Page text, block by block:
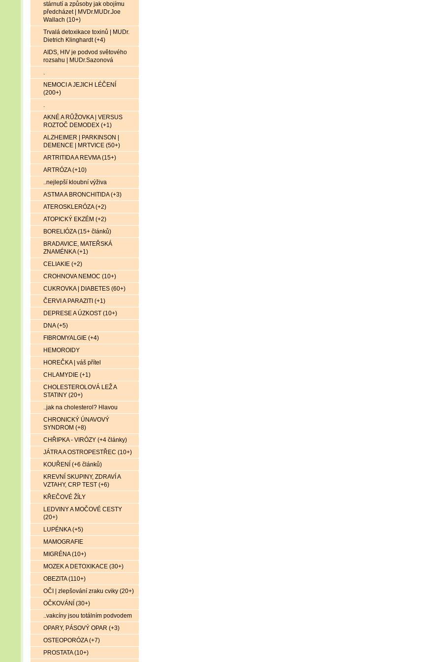
stárnutí a způsoby jak obojímu
předcházet | MVDr.MUDr.Joe
Wallach (10+)
Trvalá detoxikace toxinů | MUDr.
Dietrich Klinghardt (+4)
AIDS, HIV je podvod světového
rozsahu | MUDr.Sazonová
.
NEMOCI A JEJICH LÉČENÍ
(200+)
.
AKNÉ A RŮŽOVKA | VERSUS
ROZTOČ DEMODEX (+1)
ALZHEIMER | PARKINSON |
DEMENCE | MRTVICE (50+)
ARTRITIDA A REVMA (15+)
ARTRÓZA (+10)
..nejlepší kloubní výživa
ASTMA A BRONCHITIDA (+3)
ATEROSKLERÓZA (+2)
ATOPICKÝ EKZÉM (+2)
BORELIÓZA (15+ článků)
BRADAVICE, MATEŘSKÁ
ZNAMÉNKA (+1)
CELIAKIE (+2)
CROHNOVA NEMOC (10+)
CUKROVKA | DIABETES (60+)
ČERVI A PARAZITI (+1)
DEPRESE A ÚZKOST (10+)
DNA (+5)
FIBROMYALGIE (+4)
HEMOROIDY
HOREČKA | váš přítel
CHLAMYDIE (+1)
CHOLESTEROLOVÁ LEŽ A
STATINY (20+)
..jak na cholesterol? Hlavou
CHRONICKÝ ÚNAVOVÝ
SYNDROM (+8)
CHŘIPKA - VIRÓZY (+4 články)
JÁTRA A OSTROPESTŘEC (10+)
KOUŘENÍ (+6 článků)
KREVNÍ SKUPINY, ZDRAVÍ A
VZTAHY, CRP TEST (+6)
KŘEČOVÉ ŽÍLY
LEDVINY A MOČOVÉ CESTY
(20+)
LUPÉNKA (+5)
MAMOGRAFIE
MIGRÉNA (10+)
MOZEK A DETOXIKACE (30+)
OBEZITA (110+)
OČI | zlepšování zraku cviky (20+)
OČKOVÁNÍ (30+)
..vakcíny jsou totálním podvodem
OPARY, PÁSOVÝ OPAR (+3)
OSTEOPORÓZA (+7)
PROSTATA (10+)